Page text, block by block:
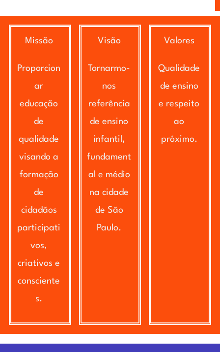
Missão
Proporcion
ar
educação
de
qualidade
visando a
formação
de
cidadãos
participati
vos,
criativos e
consciente
s.
Visão
Tornarmo-
nos
referência
de ensino
infantil,
fundament
al e médio
na cidade
de São
Paulo.
Valores
Qualidade
de ensino
e respeito
ao
próximo.